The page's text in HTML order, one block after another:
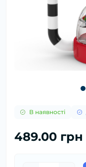
В наявності
489.00 грн